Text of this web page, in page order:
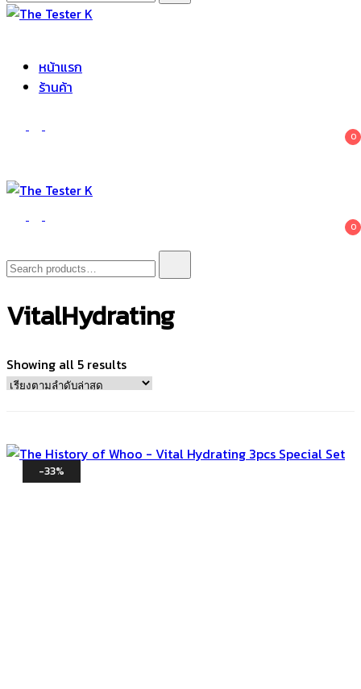
for:
หน้าแรก
ร้านค้า
0
The Tester K
Korean cosmetics 0
Search
for:
VitalHydrating
Showing all 5 resultsSorted
-33%